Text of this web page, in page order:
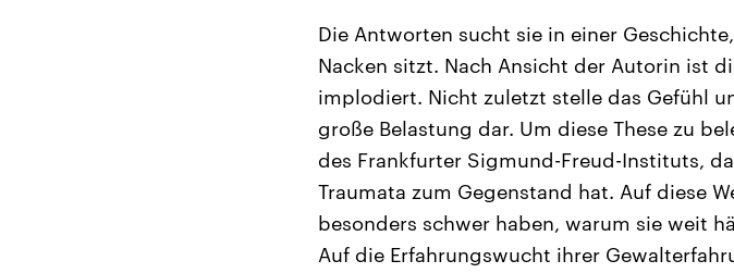
Die Antworten sucht sie in einer
Nacken sitzt. Nach Ansicht der Autorin ist
implodiert. Nicht zuletzt stelle das Gefühl
große Belastung dar. Um diese These zu
des Frankfurter Sigmund-Freud-Instituts,
Traumata zum Gegenstand hat. Auf diese
besonders schwer haben, warum sie weit
Auf die Erfahrungswucht ihrer